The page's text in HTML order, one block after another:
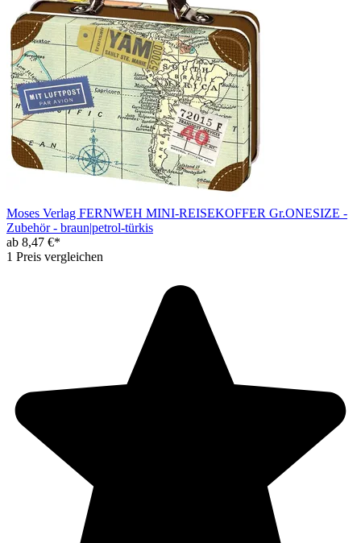
Moses Verlag FERNWEH MINI-REISEKOFFER Gr.ONESIZE -
Zubehör - braun|petrol-türkis
ab 8,47 €*
1 Preis vergleichen